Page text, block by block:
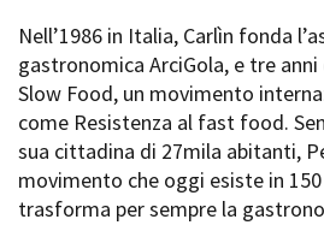
FILM FUNDS
Piemonte Film Tv Fund
Piemonte Film Tv
Development Fund
Piemonte Doc Film Fund
Short Film Fund
Nell’1986 in Italia, Carlìn fonda
gastronomica ArciGola, e tre
Slow Food, un movimento
come Resistenza al fast food.
sua cittadina di 27mila abitanti,
movimento che oggi esiste in 150
trasforma per sempre la